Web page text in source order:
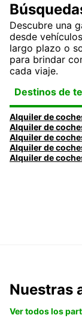
Descubre una
desde
largo plazo o
para brindar
cada viaje.
Destinos de
Nuestras
Ver todos los